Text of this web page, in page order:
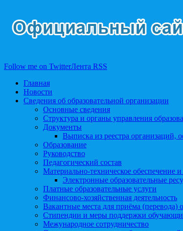
Follow me on TwitterЛента RSS
Главная
Новости
Сведения об образовательной организации
Основные сведения
Структура и органы управления
Документы
Выписка из реестра организаций,
Образование
Руководство
Педагогический состав
Материально-техническое обеспечение
Электронные образовательные
Платные образовательные услуги
Финансово-хозяйственная деятельность
Вакантные места для приёма (перевода)
Стипендии и меры поддержки
Межународное сотрудничество